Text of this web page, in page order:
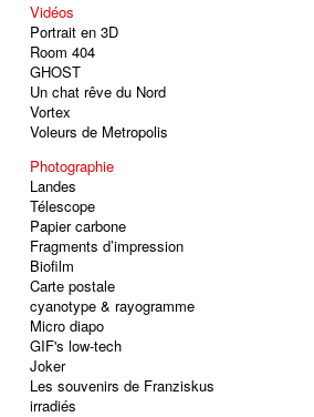
Vidéos
Portrait en 3D
Room 404
GHOST
Un chat rêve du Nord
Vortex
Voleurs de Metropolis
Photographie
Landes
Télescope
Papier carbone
Fragments d’impression
Biofilm
Carte postale
cyanotype & rayogramme
Micro diapo
GIF's low-tech
Joker
Les souvenirs de Franziskus
irradiés